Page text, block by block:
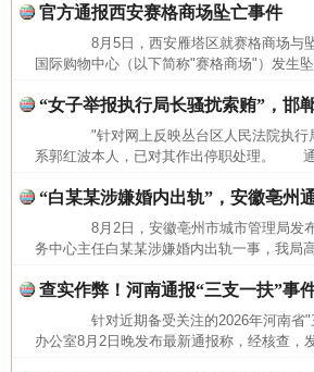
官方通报西安赛格商场坠亡事件
8月5日，西安雁塔区就赛格商场与
国际购物中心（以下简称"赛格商场"）发生
“女子举报执行局长骚扰索贿”，邯
"针对网上反映丛台区人民法院执行
系郭红波本人，已对其作出停职处理。
“白某某涉嫌婚内出轨”，安徽亳州
8月2日，安徽亳州市城市管理局发
务中心主任白某某涉嫌婚内出轨一事，我局
查实作弊！河南通报“三支一扶”事
针对近期备受关注的2026年河南省"
办公室8月2日晚发布最新通报称，经核查